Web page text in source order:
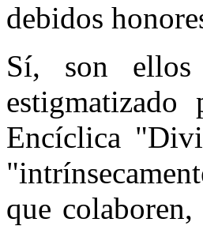
debidos
Sí, son ellos
Encíclica
que